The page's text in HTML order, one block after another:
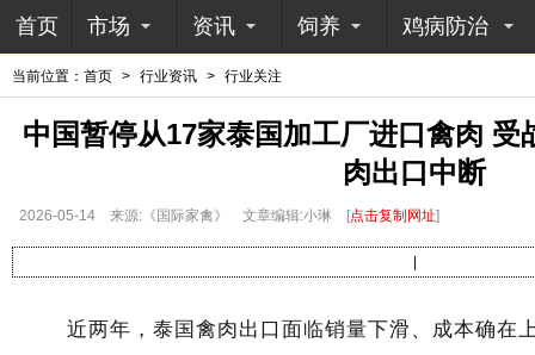
首页 市场 资讯 饲养 鸡病防治
当前位置： 首页 > 行业资讯 > 行业关注
中国暂停从17家泰国加工厂进口禽肉 受
肉出口中断
2026-05-14 来源:《国际家禽》 文章编辑:小琳 [点击复制网址]
近两年，泰国禽肉出口面临销量下滑、成本确在